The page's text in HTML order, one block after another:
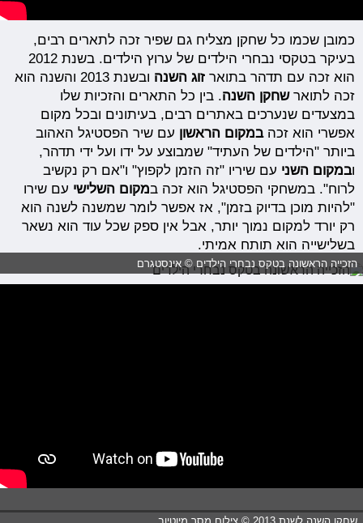
כמובן שכמו כל שחקן מצליח גם שפיר זכה לתארים רבים,
בעיקר בטקסי נבחרי הילדים של ערוץ הילדים. בשנת 2012
הוא זכה עם תדהר בתוארזוג השנה
ובשנת 2013 והשנה הוא
זכה לתוארשחקן השנה. בין כל התארים והזכיות שלו
במצעדים שנערכים באתרים רבים, בעיתונים ובכל מקום
אפשרי הוא זכהבמקום הראשון עם שיר הפסטיגל האהוב
ביותר "הילדים של העתיד" שמבוצע על ידו ועל ידי תדהר,
ובמקום השני עם שיריו "זה הזמן לקפוץ" ו"אם רק נקשיב
לרוח". במשחקי הפסטיגל הוא זכה במקום השלישי עם שירו
"להיות מוכן בדיוק בזמן", אז אפשר לומר שמשנה לשנה הוא
רק יורד למקום נמוך יותר, אבל אין ספק שכל עוד הוא נשאר
בשלישייה הוא תותח אמיתי.
הזכייה הראשונה בטקס נבחרי הילדים © אינסטגרם